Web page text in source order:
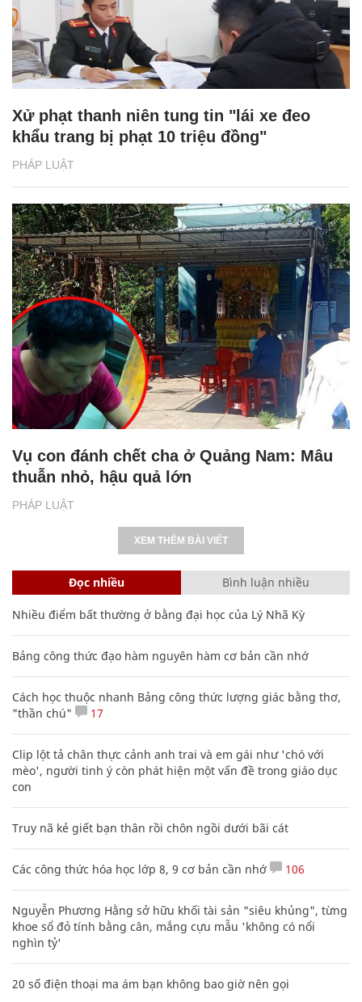
PHÁP LUẬT
Xử phạt thanh niên tung tin "lái xe đeo
khẩu trang bị phạt 10 triệu đồng"
PHÁP LUẬT
Vụ con đánh chết cha ở Quảng Nam: Mâu
thuẫn nhỏ, hậu quả lớn
XEM THÊM BÀI VIẾT
Đọc nhiều Bình luận nhiều
Nhiều điểm bất thường ở bằng đại học của Lý Nhã Kỳ
Bảng công thức đạo hàm nguyên hàm cơ bản cần nhớ
Cách học thuộc nhanh Bảng công thức lượng giác bằng thơ,
"thần chú"
17
Clip lột tả chân thực cảnh anh trai và em gái như 'chó với
mèo', người tinh ý còn phát hiện một vấn đề trong giáo dục
con
Truy nã kẻ giết bạn thân rồi chôn ngồi dưới bãi cát
Các công thức hóa học lớp 8, 9 cơ bản cần nhớ 106
Nguyễn Phương Hằng sở hữu khối tài sản "siêu khủng", từng
khoe sổ đỏ tính bằng cân, mắng cựu mẫu 'không có nổi
nghìn tỷ'
20 số điện thoại ma ám bạn không bao giờ nên gọi